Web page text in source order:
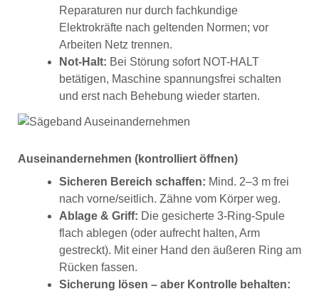
Reparaturen nur durch fachkundige
Elektrokräfte nach geltenden Normen; vor
Arbeiten Netz trennen.
Not-Halt: Bei Störung sofort NOT-HALT
betätigen, Maschine spannungsfrei schalten
und erst nach Behebung wieder starten.
Auseinandernehmen (kontrolliert öffnen)
Sicheren Bereich schaffen: Mind. 2–3 m frei
nach vorne/seitlich. Zähne vom Körper weg.
Ablage & Griff: Die gesicherte 3-Ring-Spule
flach ablegen (oder aufrecht halten, Arm
gestreckt). Mit einer Hand den äußeren Ring am
Rücken fassen.
Sicherung lösen – aber Kontrolle behalten: